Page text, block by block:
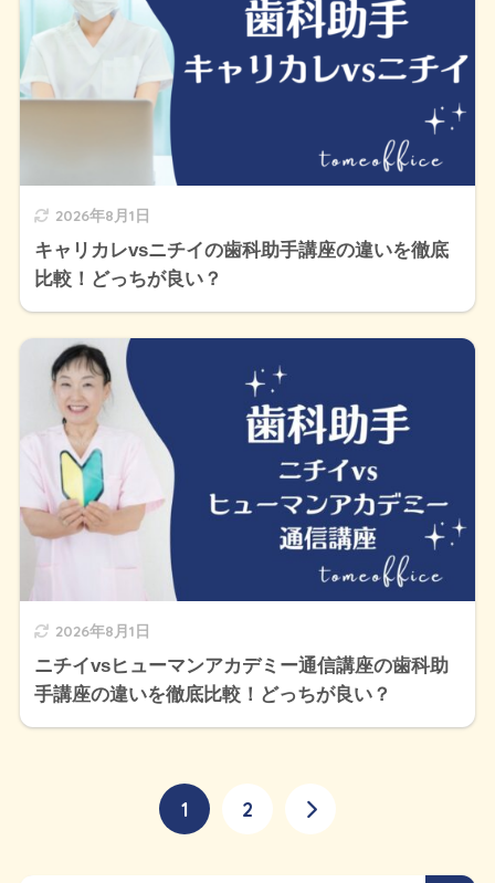
2026年8月1日
キャリカレvsニチイの歯科助手講座の違いを徹底
比較！どっちが良い？
2026年8月1日
ニチイvsヒューマンアカデミー通信講座の歯科助
手講座の違いを徹底比較！どっちが良い？
1 2